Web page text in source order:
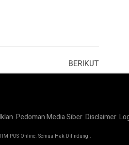
BERIKUT
Pedoman Media Siber Disclaimer
POS Online. Semua Hak Dilindungi.